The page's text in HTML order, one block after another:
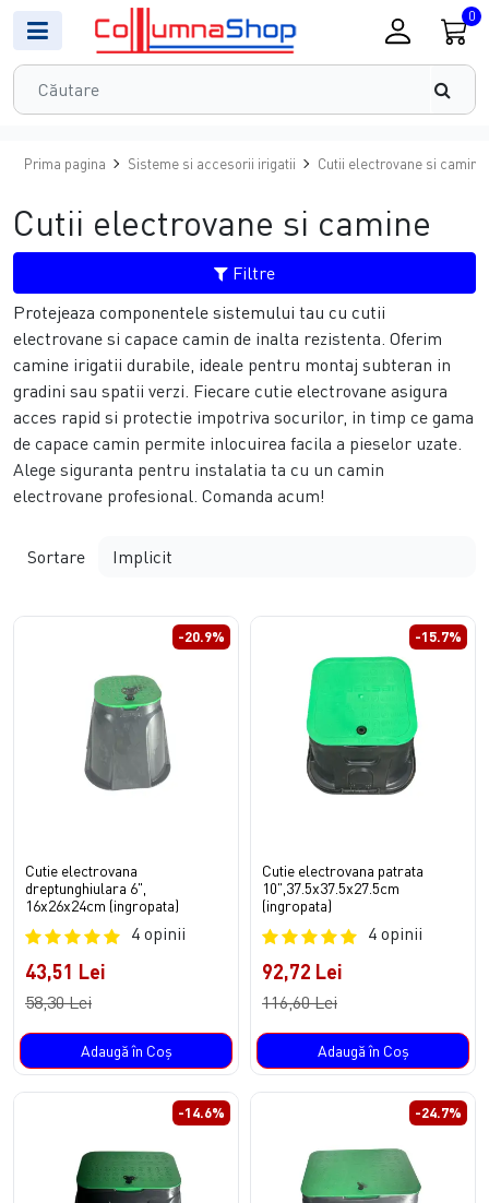
0
Prima pagina Sisteme si accesorii irigatii Cutii electrovane si camine
Cutii electrovane si camine
Filtre
Protejeaza componentele sistemului tau cu cutii
electrovane si capace camin de inalta rezistenta. Oferim
camine irigatii durabile, ideale pentru montaj subteran in
gradini sau spatii verzi. Fiecare cutie electrovane asigura
acces rapid si protectie impotriva socurilor, in timp ce gama
de capace camin permite inlocuirea facila a pieselor uzate.
Alege siguranta pentru instalatia ta cu un camin
electrovane profesional. Comanda acum!
Sortare
-20.9%
Cutie electrovana
dreptunghiulara 6",
16x26x24cm (ingropata)
4 opinii
43,51 Lei
58,30 Lei
Adaugă în Coş
-15.7%
Cutie electrovana patrata
10",37.5x37.5x27.5cm
(ingropata)
4 opinii
92,72 Lei
116,60 Lei
Adaugă în Coş
-14.6% -24.7%